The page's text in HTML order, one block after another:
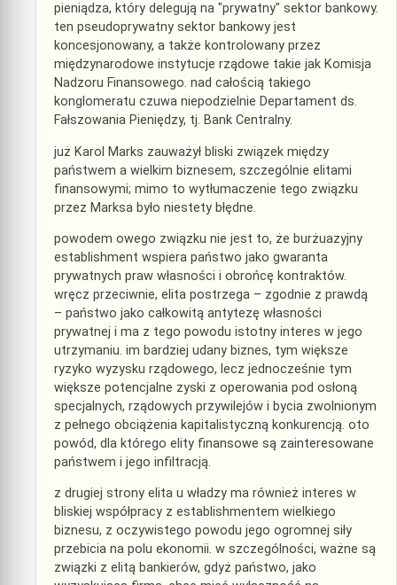
pieniądza, który delegują na "prywatny" sektor bankowy.
ten pseudoprywatny sektor bankowy jest
koncesjonowany, a także kontrolowany przez
międzynarodowe instytucje rządowe takie jak Komisja
Nadzoru Finansowego. nad całością takiego
konglomeratu czuwa niepodzielnie Departament ds.
Fałszowania Pieniędzy, tj. Bank Centralny.
już Karol Marks zauważył bliski związek między
państwem a wielkim biznesem, szczególnie elitami
finansowymi; mimo to wytłumaczenie tego związku
przez Marksa było niestety błędne.
powodem owego związku nie jest to, że burżuazyjny
establishment wspiera państwo jako gwaranta
prywatnych praw własności i obrońcę kontraktów.
wręcz przeciwnie, elita postrzega – zgodnie z prawdą
– państwo jako całkowitą antytezę własności
prywatnej i ma z tego powodu istotny interes w jego
utrzymaniu. im bardziej udany biznes, tym większe
ryzyko wyzysku rządowego, lecz jednocześnie tym
większe potencjalne zyski z operowania pod osłoną
specjalnych, rządowych przywilejów i bycia zwolnionym
z pełnego obciążenia kapitalistyczną konkurencją. oto
powód, dla którego elity finansowe są zainteresowane
państwem i jego infiltracją.
z drugiej strony elita u władzy ma również interes w
bliskiej współpracy z establishmentem wielkiego
biznesu, z oczywistego powodu jego ogromnej siły
przebicia na polu ekonomii. w szczególności, ważne są
związki z elitą bankierów, gdyż państwo, jako